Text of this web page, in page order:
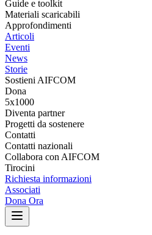
Guide e toolkit
Materiali scaricabili
Approfondimenti
Articoli
Eventi
News
Storie
Sostieni AIFCOM
Dona
5x1000
Diventa partner
Progetti da sostenere
Contatti
Contatti nazionali
Collabora con AIFCOM
Tirocini
Richiesta informazioni
Associati
Dona Ora